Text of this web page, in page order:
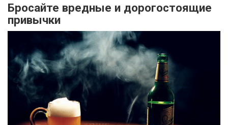
Бросайте вредные и дорогостоящие
привычки